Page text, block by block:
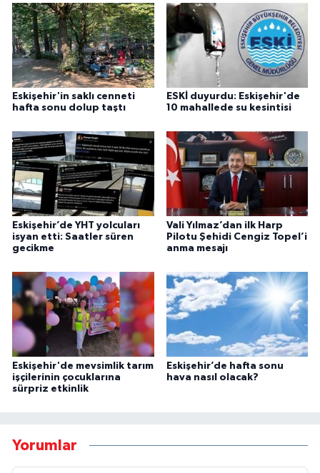
Eskişehir'in saklı cenneti
hafta sonu dolup taştı
ESKİ duyurdu: Eskişehir'de
10 mahallede su kesintisi
Eskişehir’de YHT yolcuları
isyan etti: Saatler süren
gecikme
Vali Yılmaz’dan ilk Harp
Pilotu Şehidi Cengiz Topel’i
anma mesajı
Eskişehir'de mevsimlik tarım
işçilerinin çocuklarına
sürpriz etkinlik
Eskişehir’de hafta sonu
hava nasıl olacak?
Yorumlar